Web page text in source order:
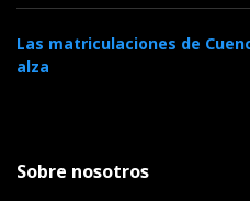
Las matriculaciones de
alza
Sobre nosotros